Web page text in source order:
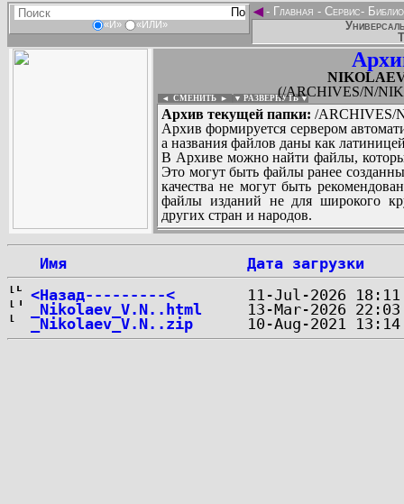
«И» «ИЛИ»
◄- Главная - Сервис-
(/ARCHIVES/N/
◄ СМЕНИТЬ ► ▼ РАЗВЕРНУТЬ ▼
Архив текущей папки: /ARCHIVES/
Архив формируется сервером
а названия файлов даны как
В Архиве можно найти файлы,
Это могут быть файлы ранее
качества не могут быть
файлы изданий не для широкого
других стран и народов.
Имя
Дата загрузки
<Назад---------<
_Nikolaev_V.N..html
_Nikolaev_V.N..zip